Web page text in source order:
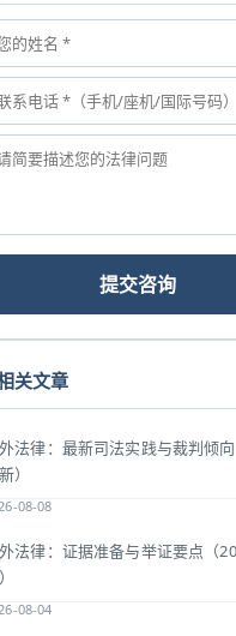
提交咨询
关文章
法律：最新司法实践与裁判倾
）
08-08
法律：证据准备与举证要点（
08-04